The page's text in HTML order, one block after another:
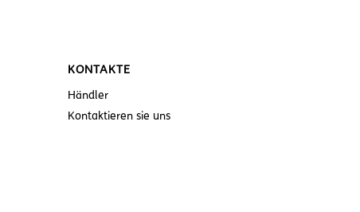
KONTAKTE
Händler
Kontaktieren sie uns